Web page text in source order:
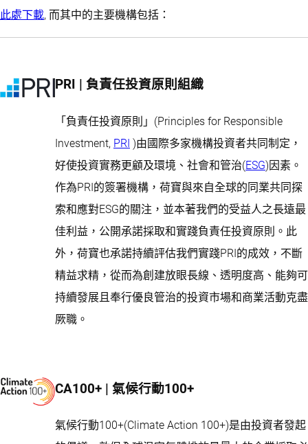
此處下載, 而其中的主要機構包括：
PRI | 負責任投資原則組織
「負責任投資原則」(Principles for Responsible
Investment, PRI )由國際多家機構投資者共同制定，
好使投資實務更顧及環境、社會和管治(ESG)因素。
作為PRI的簽署機構，荷寶與來自全球的同業共同探
索和應對ESG的關注，並本著我們的受益人之長遠最
佳利益，公開承諾採取和實踐負責任投資原則。此
外，荷寶也承諾持續評估我們實踐PRI的成效，不斷
精益求精，從而為創建放眼長線、透明度高、能夠可
持續發展且奉行優良管治的投資市場和商業活動克盡
厥職。
CA100+ | 氣候行動100+
氣候行動100+(Climate Action 100+)是由投資者發起